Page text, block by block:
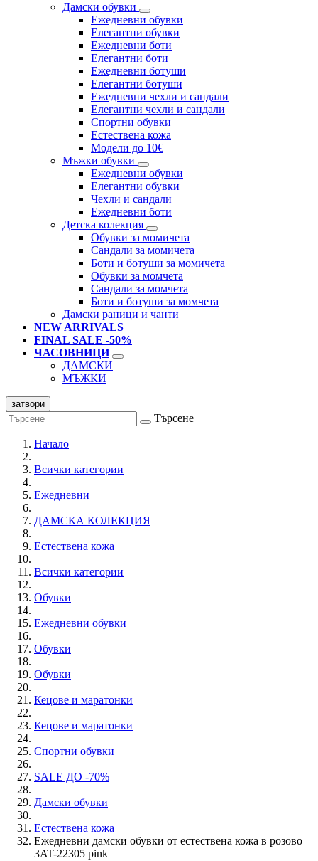
Дамски обувки
Eжедневни обувки
Eлегантни обувки
Eжедневни боти
Eлегантни боти
Eжедневни ботуши
Eлегантни ботуши
Ежедневни чехли и сандали
Елегантни чехли и сандали
Спортни обувки
Естествена кожа
Модели до 10€
Мъжки обувки
Ежедневни обувки
Елегантни обувки
Чехли и сандали
Ежедневни боти
Детска колекция
Обувки за момичета
Сандали за момичета
Боти и ботуши за момичета
Обувки за момчета
Сандали за момчета
Боти и ботуши за момчета
Дамски раници и чанти
NEW ARRIVALS
FINAL SALE -50%
ЧАСОВНИЦИ
ДАМСКИ
МЪЖКИ
затвори
Търсене
Начало
|
Всички категории
|
Ежедневни
|
ДАМСКА КОЛЕКЦИЯ
|
Естествена кожа
|
Всички категории
|
Обувки
|
Eжедневни обувки
|
Обувки
|
Обувки
|
Кецове и маратонки
|
Кецове и маратонки
|
Спортни обувки
|
SALE ДО -70%
|
Дамски обувки
|
Естествена кожа
Ежедневни дамски обувки от естествена кожа в розово
3AT-22305 pink